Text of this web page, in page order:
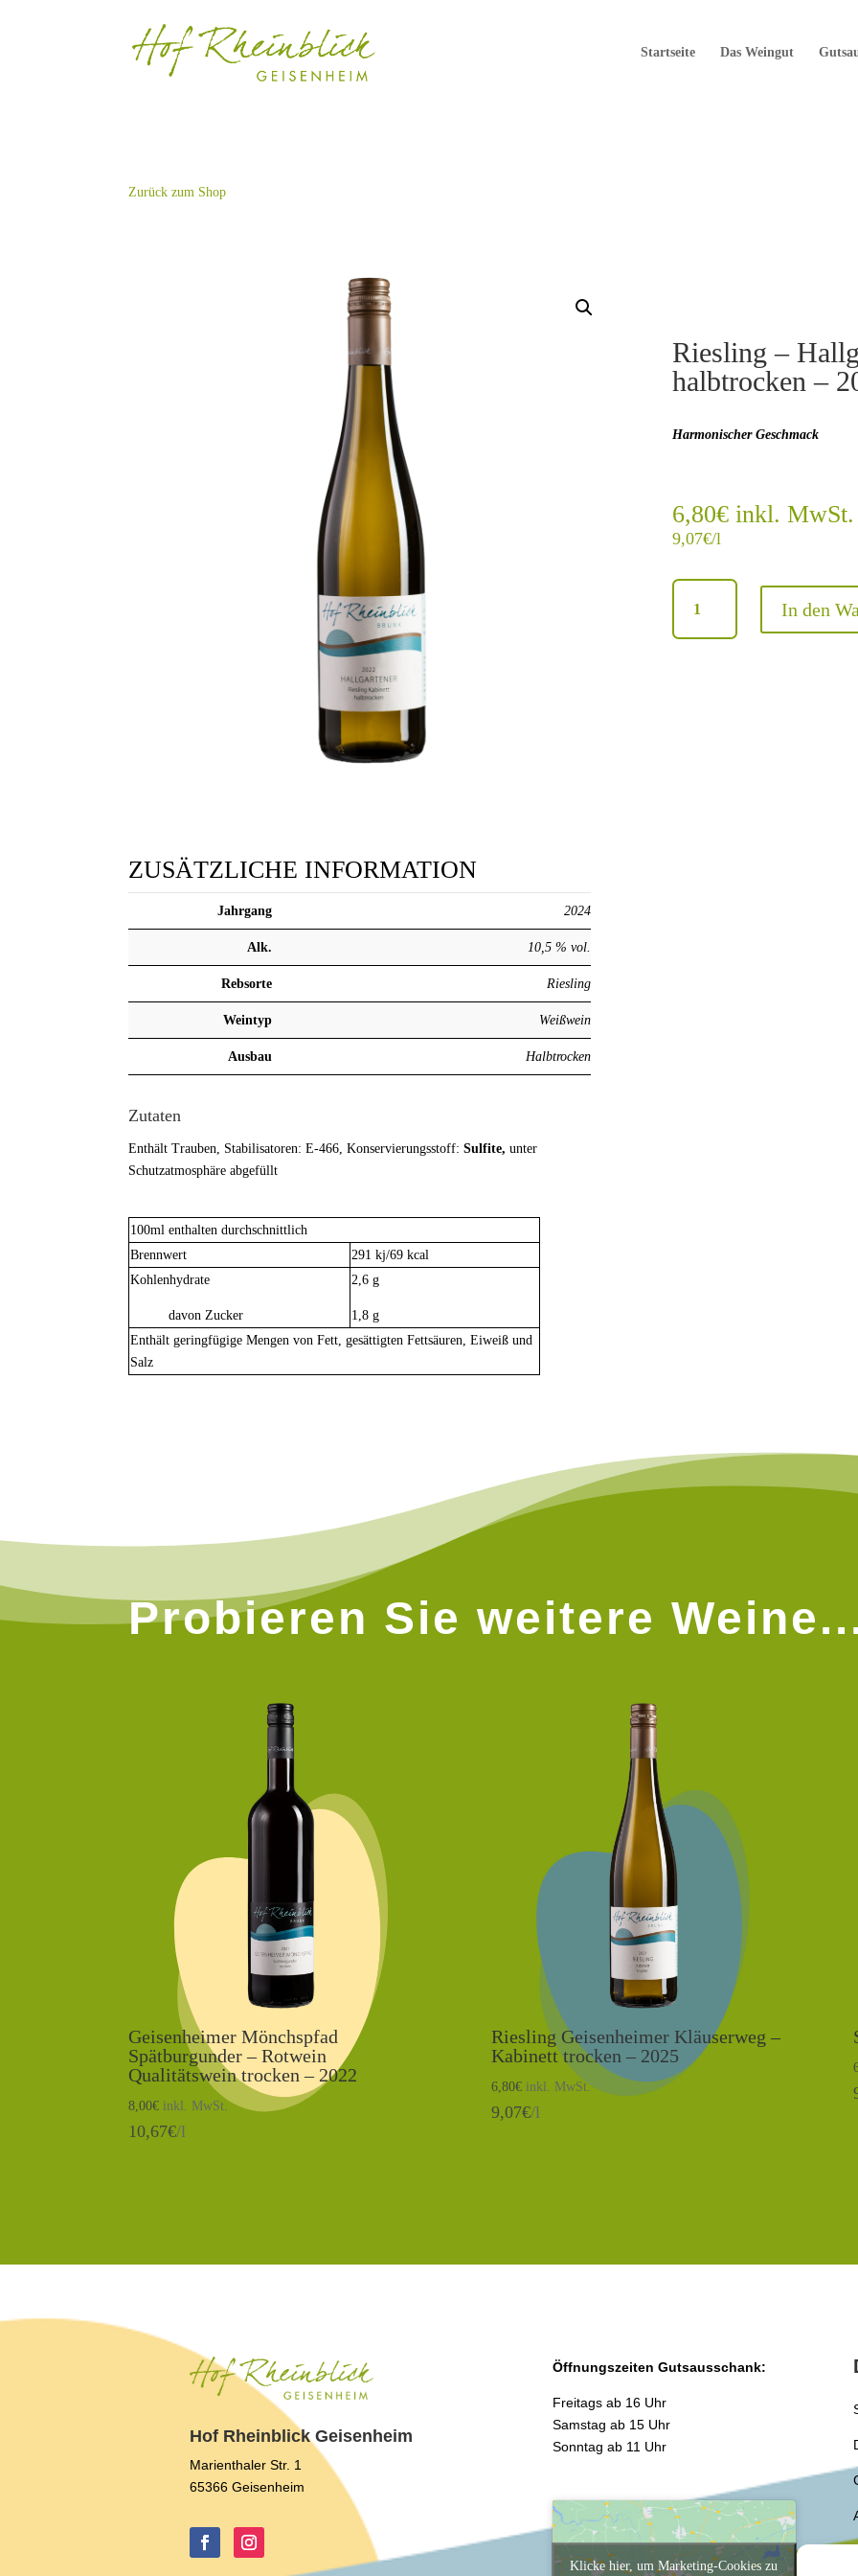
Startseite Das Weingut
Zurück zum Shop
Riesling –
halbtrocken –
Harmonischer Geschmack
6,80€ inkl. MwSt.
9,07€/l
Riesling
Hallgartener
In den
ZUSÄTZLICHE INFORMATION
Jahrgang 2024
Alk. 10,5 % vol.
Rebsorte Riesling
Weintyp Weißwein
Ausbau Halbtrocken
Zutaten
Enthält Trauben, Stabilisatoren: E-466, Konservierungsstoff:Sulfite,unter
Schutzatmosphäre abgefüllt
100ml enthalten durchschnittlich
Brennwert
291 kj/69 kcal
Kohlenhydrate
davon Zucker
2,6 g
1,8 g
Enthält geringfügige Mengen von Fett, gesättigten Fettsäuren, Eiweiß und
Salz
Probieren Sie weitere
Geisenheimer Mönchspfad
Spätburgunder – Rotwein
Qualitätswein trocken – 2022
8,00€ inkl. MwSt.
10,67€/l
Riesling Geisenheimer Kläuserweg –
Kabinett trocken – 2025
6,80€ inkl. MwSt.
9,07€/l
Hof Rheinblick Geisenheim
Marienthaler Str. 1
65366 Geisenheim
Öffnungszeiten Gutsausschank:
Freitags ab 16 Uhr
Samstag ab 15 Uhr
Sonntag ab 11 Uhr
Klicke hier, um Marketing-Cookies zu